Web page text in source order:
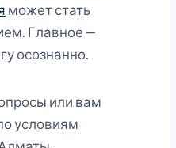
может стать
Главное —
осознанно.
или вам
условиям